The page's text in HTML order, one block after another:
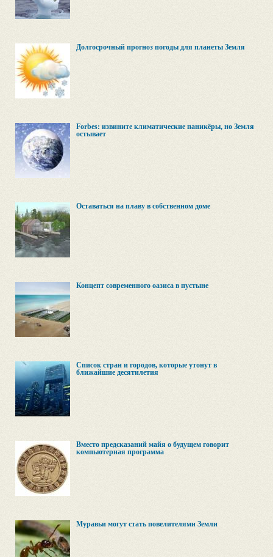
Долгосрочный прогноз погоды для планеты Земля
Forbes: извините климатические паникёры, но Земля
остывает
Оставаться на плаву в собственном доме
Концепт современного оазиса в пустыне
Список стран и городов, которые утонут в
ближайшие десятилетия
Вместо предсказаний майя о будущем говорит
компьютерная программа
Муравьи могут стать повелителями Земли